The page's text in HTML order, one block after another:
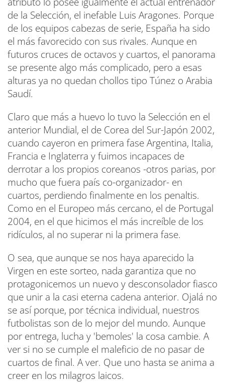
de la Selección, el inefable Luis Aragones. Porque
de los equipos cabezas de serie, España ha sido
el más favorecido con sus rivales. Aunque en
futuros cruces de octavos y cuartos, el panorama
se presente algo más complicado, pero a esas
alturas ya no quedan chollos tipo Túnez o Arabia
Saudí.
Claro que más a huevo lo tuvo la Selección en el
anterior Mundial, el de Corea del Sur-Japón 2002,
cuando cayeron en primera fase Argentina, Italia,
Francia e Inglaterra y fuimos incapaces de
derrotar a los propios coreanos -otros parias, por
mucho que fuera país co-organizador- en
cuartos, perdiendo finalmente en los penaltis.
Como en el Europeo más cercano, el de Portugal
2004, en el que hicimos el más increíble de los
ridículos, al no superar ni la primera fase.
O sea, que aunque se nos haya aparecido la
Virgen en este sorteo, nada garantiza que no
protagonicemos un nuevo y desconsolador fiasco
que unir a la casi eterna cadena anterior. Ojalá no
se así porque, por técnica individual, nuestros
futbolistas son de lo mejor del mundo. Aunque
por entrega, lucha y 'bemoles' la cosa cambie. A
ver si no se cumple el maleficio de no pasar de
cuartos de final. A ver. Que uno hasta se anima a
creer en los milagros laicos.